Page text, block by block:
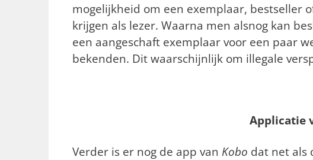
mogelijkheid om een exemplaar, bestseller
krijgen als lezer. Waarna men alsnog kan
een aangeschaft exemplaar voor een paar
bekenden. Dit waarschijnlijk om illegale
Applicatie
Verder is er nog de app van Kobo dat net als